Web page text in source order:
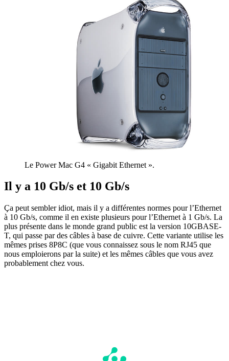
Le Power Mac G4 « Gigabit Ethernet ».
Il y a 10 Gb/s et 10 Gb/s
Ça peut sembler idiot, mais il y a différentes normes pour l’Ethernet
à 10 Gb/s, comme il en existe plusieurs pour l’Ethernet à 1 Gb/s. La
plus présente dans le monde grand public est la version 10GBASE-
T, qui passe par des câbles à base de cuivre. Cette variante utilise les
mêmes prises 8P8C (que vous connaissez sous le nom RJ45 que
nous emploierons par la suite) et les mêmes câbles que vous avez
probablement chez vous.